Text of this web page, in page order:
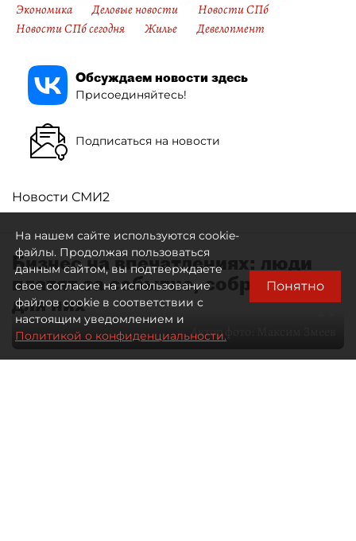
Экономика
Деловые новости
Новости СПб
Новости СПб сегодня
Жилье Девелопмент
Обсуждаем новости здесь
Присоединяйтесь!
Подписаться на новости
Новости СМИ2
Бизнес на впечатлениях: люди
платят за событие, собранное
для них
Автор фото:
На нашем сайте используются cookie-
файлы. Продолжая пользоваться
данным сайтом, вы подтверждаете
свое согласие на использование
файлов cookie в соответствии с
настоящим уведомлением и
Политикой о конфиденциальности.
Понятно